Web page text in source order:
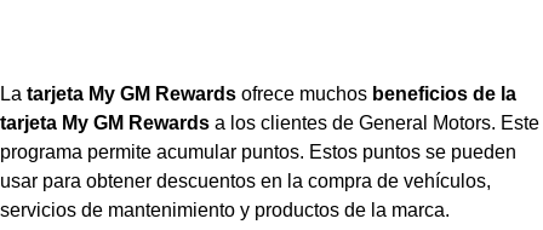
La tarjeta My GM Rewards ofrece muchos beneficios de la
tarjeta My GM Rewards a los clientes de General Motors. Este
programa permite acumular puntos. Estos puntos se pueden
usar para obtener descuentos en la compra de vehículos,
servicios de mantenimiento y productos de la marca.